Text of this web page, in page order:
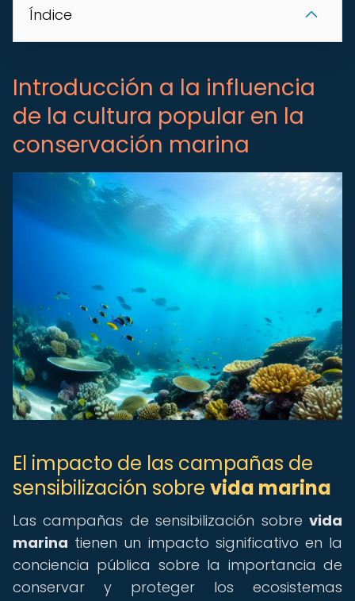
Índice
Introducción a la influencia
de la cultura popular en la
conservación marina
El impacto de las campañas de
sensibilización sobre vida marina
Las campañas de sensibilización sobre vida
marina tienen un impacto significativo en la
conciencia pública sobre la importancia de
conservar y proteger los ecosistemas